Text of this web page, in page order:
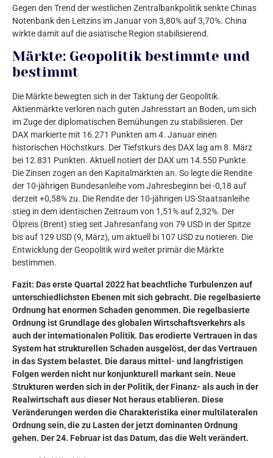
Gegen den Trend der westlichen Zentralbankpolitik senkte Chinas
Notenbank den Leitzins im Januar von 3,80% auf 3,70%. China
wirkte damit auf die asiatische Region stabilisierend.
Märkte: Geopolitik bestimmte und
bestimmt
Die Märkte bewegten sich in der Taktung der Geopolitik.
Aktienmärkte verloren nach guten Jahresstart an Boden, um sich
im Zuge der diplomatischen Bemühungen zu stabilisieren. Der
DAX markierte mit 16.271 Punkten am 4. Januar einen
historischen Höchstkurs. Der Tiefstkurs des DAX lag am 8. März
bei 12.831 Punkten. Aktuell notiert der DAX um 14.550 Punkte.
Die Zinsen zogen an den Kapitalmärkten an. So legte die Rendite
der 10-jährigen Bundesanleihe vom Jahresbeginn bei -0,18 auf
derzeit +0,58% zu. Die Rendite der 10-jährigen US-Staatsanleihe
stieg in dem identischen Zeitraum von 1,51% auf 2,32%. Der
Ölpreis (Brent) stieg seit Jahresanfang von 79 USD in der Spitze
bis auf 129 USD (9, März), um aktuell bi 107 USD zu notieren. Die
Entwicklung der Geopolitik wird weiter primär die Märkte
bestimmen.
Fazit: Das erste Quartal 2022 hat beachtliche Turbulenzen auf
unterschiedlichsten Ebenen mit sich gebracht. Die regelbasierte
Ordnung hat enormen Schaden genommen. Die regelbasierte
Ordnung ist Grundlage des globalen Wirtschaftsverkehrs als
auch der internationalen Politik. Das erodierte Vertrauen in das
System hat strukturellen Schaden ausgelöst, der das Vertrauen
in das System belastet. Die daraus mittel- und langfristigen
Folgen werden nicht nur konjunkturell markant sein. Neue
Strukturen werden sich in der Politik, der Finanz- als auch in der
Realwirtschaft aus dieser Not heraus etablieren. Diese
Veränderungen werden die Charakteristika einer multilateralen
Ordnung sein, die zu Lasten der jetzt dominanten Ordnung
gehen. Der 24. Februar ist das Datum, das die Welt verändert.